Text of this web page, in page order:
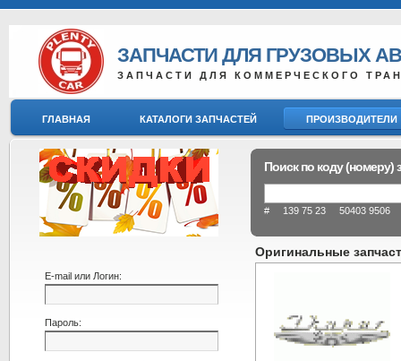
ЗАПЧАСТИ ДЛЯ ГРУЗОВЫХ
ЗАПЧАСТИ ДЛЯ КОММЕРЧЕСКОГО
ГЛАВНАЯ КАТАЛОГИ ЗАПЧАСТЕЙ ПРОИЗВОДИТЕЛИ
Поиск по коду (номеру)
# 139 75 23 50403 9506
Оригинальные
E-mail или Логин:
Пароль: